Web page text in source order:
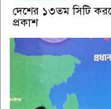
দেশের ১৩তম সিটি
প্রকাশ